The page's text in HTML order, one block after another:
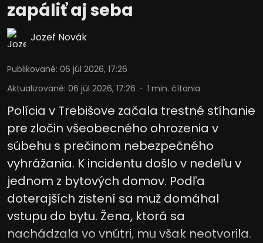
zapáliť aj seba
Jozef Novák
Publikované: 06 júl 2026, 17:26
Aktualizované: 06 júl 2026, 17:26 1 min. čítania
Polícia v Trebišove začala trestné stíhanie
pre zločin všeobecného ohrozenia v
súbehu s prečinom nebezpečného
vyhrážania. K incidentu došlo v nedeľu v
jednom z bytových domov. Podľa
doterajších zistení sa muž domáhal
vstupu do bytu. Žena, ktorá sa
nachádzala vo vnútri, mu však neotvorila.